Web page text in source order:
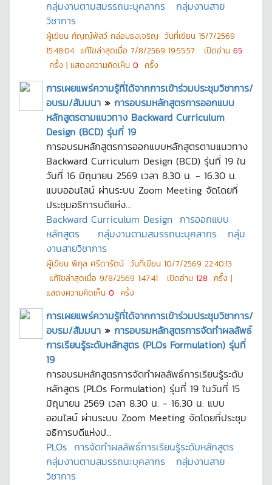
กลุ่มงานตามสมรรถนะบุคลากร
กลุ่มงานสาย
วิชาการ
ผู้เขียน กัญญ์พัสวี กล่อมธงเจริญ วันที่เขียน 15/7/2569
15:48:04 แก้ไขล่าสุดเมื่อ 7/8/2569 19:55:57 เปิดอ่าน 65
ครั้ง | แสดงความคิดเห็น 0 ครั้ง
การเผยแพร่ความรู้ที่ได้จากการเข้าร่วมประชุมวิชาการ/
อบรม/สัมมนา » การอบรมหลักสูตรการออกแบบ
หลักสูตรตามแนวทาง Backward Curriculum
Design (BCD) รุ่นที่ 19
การอบรมหลักสูตรการออกแบบหลักสูตรตามแนวทาง
Backward Curriculum Design (BCD) รุ่นที่ 19 ใน
วันที่ 16 มิถุนายน 2569 เวลา 8.30 น. - 16.30 น.
แบบออนไลน์ ผ่านระบบ Zoom Meeting จัดโดยที่
ประชุมอธิการบดีแห่ง...
Backward Curriculum Design การออกแบบ
หลักสูตร
กลุ่มงานตามสมรรถนะบุคลากร
กลุ่ม
งานสายวิชาการ
ผู้เขียน พิกุล ศรีดารัตน์ วันที่เขียน 10/7/2569 22:40:13
แก้ไขล่าสุดเมื่อ 9/8/2569 1:47:41 เปิดอ่าน 128 ครั้ง |
แสดงความคิดเห็น 0 ครั้ง
การเผยแพร่ความรู้ที่ได้จากการเข้าร่วมประชุมวิชาการ/
อบรม/สัมมนา » การอบรมหลักสูตรการจัดทำผลลัพธ์
การเรียนรู้ระดับหลักสูตร (PLOs Formulation) รุ่นที่
19
การอบรมหลักสูตรการจัดทำผลลัพธ์การเรียนรู้ระดับ
หลักสูตร (PLOs Formulation) รุ่นที่ 19 ในวันที่ 15
มิถุนายน 2569 เวลา 8.30 น. - 16.30 น. แบบ
ออนไลน์ ผ่านระบบ Zoom Meeting จัดโดยที่ประชุม
อธิการบดีแห่งป...
PLOs การจัดทำผลลัพธ์การเรียนรู้ระดับหลักสูตร
กลุ่มงานตามสมรรถนะบุคลากร
กลุ่มงานสาย
วิชาการ